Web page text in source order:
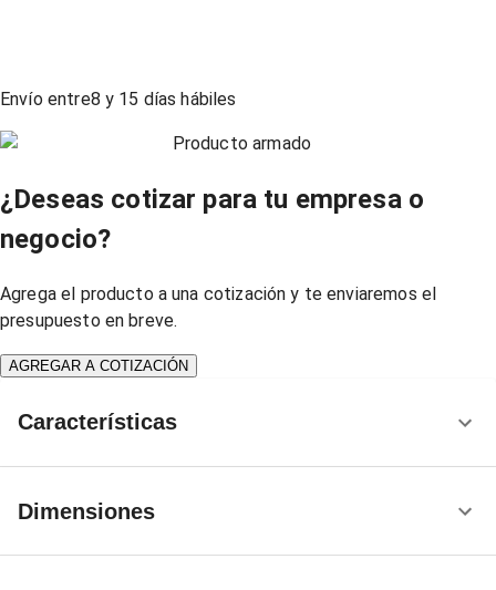
Envío entre8 y 15 días hábiles
Producto armado
¿Deseas cotizar para tu empresa o
negocio?
Agrega el producto a una cotización y te enviaremos el
presupuesto en breve.
AGREGAR A COTIZACIÓN
Características
Dimensiones